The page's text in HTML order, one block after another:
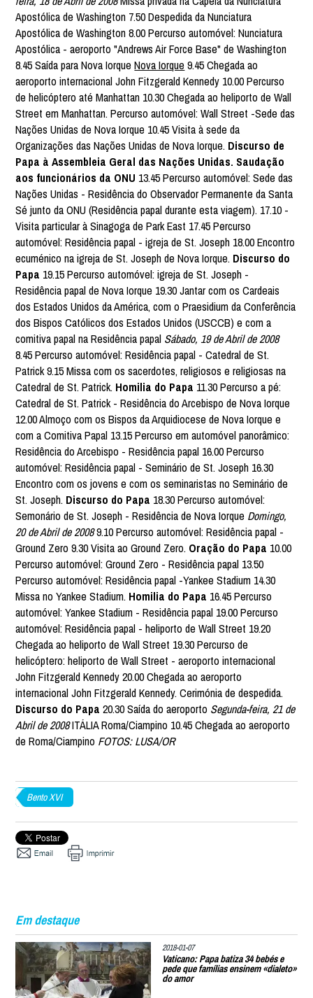
Apostólica de Washington 7.50 Despedida da Nunciatura
Apostólica de Washington 8.00 Percurso automóvel: Nunciatura
Apostólica - aeroporto "Andrews Air Force Base" de Washington
8.45 Saída para Nova IorqueNova Iorque 9.45 Chegada ao
aeroporto internacional John Fitzgerald Kennedy 10.00 Percurso
de helicóptero até Manhattan 10.30 Chegada ao heliporto de Wall
Street em Manhattan. Percurso automóvel: Wall Street -Sede das
Nações Unidas de Nova Iorque 10.45 Visita à sede da
Organizações das Nações Unidas de Nova Iorque. Discurso de
Papa à Assembleia Geral das Nações Unidas. Saudação
aos funcionários da ONU 13.45 Percurso automóvel: Sede das
Nações Unidas - Residência do Observador Permanente da Santa
Sé junto da ONU (Residência papal durante esta viagem). 17.10 -
Visita particular à Sinagoga de Park East 17.45 Percurso
automóvel: Residência papal - igreja de St. Joseph 18.00 Encontro
ecuménico na igreja de St. Joseph de Nova Iorque. Discurso do
Papa 19.15 Percurso automóvel: igreja de St. Joseph -
Residência papal de Nova Iorque 19.30 Jantar com os Cardeais
dos Estados Unidos da América, com o Praesidium da Conferência
dos Bispos Católicos dos Estados Unidos (USCCB) e com a
comitiva papal na Residência papal Sábado, 19 de Abril de 2008
8.45 Percurso automóvel: Residência papal - Catedral de St.
Patrick 9.15 Missa com os sacerdotes, religiosos e religiosas na
Catedral de St. Patrick. Homilia do Papa 11.30 Percurso a pé:
Catedral de St. Patrick - Residência do Arcebispo de Nova Iorque
12.00 Almoço com os Bispos da Arquidiocese de Nova Iorque e
com a Comitiva Papal 13.15 Percurso em automóvel panorâmico:
Residência do Arcebispo - Residência papal 16.00 Percurso
automóvel: Residência papal - Seminário de St. Joseph 16.30
Encontro com os jovens e com os seminaristas no Seminário de
St. Joseph. Discurso do Papa 18.30 Percurso automóvel:
Semonário de St. Joseph - Residência de Nova Iorque Domingo,
20 de Abril de 20089.10 Percurso automóvel: Residência papal -
Ground Zero 9.30 Visita ao Ground Zero. Oração do Papa 10.00
Percurso automóvel: Ground Zero - Residência papal 13.50
Percurso automóvel: Residência papal -Yankee Stadium 14.30
Missa no Yankee Stadium. Homilia do Papa 16.45 Percurso
automóvel: Yankee Stadium - Residência papal 19.00 Percurso
automóvel: Residência papal - heliporto de Wall Street 19.20
Chegada ao heliporto de Wall Street 19.30 Percurso de
helicóptero: heliporto de Wall Street - aeroporto internacional
John Fitzgerald Kennedy 20.00 Chegada ao aeroporto
internacional John Fitzgerald Kennedy. Cerimónia de despedida.
Discurso do Papa 20.30 Saída do aeroporto Segunda-feira, 21 de
Abril de 2008ITÁLIA Roma/Ciampino 10.45 Chegada ao aeroporto
de Roma/Ciampino FOTOS: LUSA/OR
Bento XVI
Em destaque
2018-01-07
Vaticano: Papa batiza 34 bebés e
pede que famílias ensinem «dialeto»
do amor